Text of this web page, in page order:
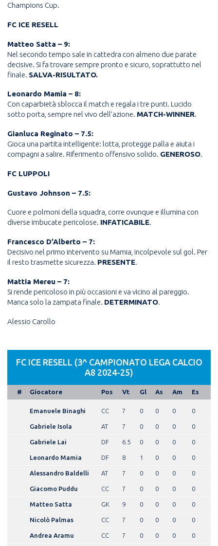
Champions Cup.
FC ICE RESELL
Matteo Satta – 9:
Nel secondo tempo sale in cattedra con almeno due parate
decisive. Si fa trovare sempre pronto e sicuro, soprattutto nel
finale. SALVA-RISULTATO.
Leonardo Mamia – 8:
Con caparbietà sblocca il match e regala i tre punti. Lucido
sotto porta, sempre nel vivo dell’azione. MATCH-WINNER.
Gianluca Reginato – 7.5:
Gioca una partita intelligente: lotta, protegge palla e aiuta i
compagni a salire. Riferimento offensivo solido. GENEROSO.
FC LUPPOLI
Gustavo Johnson – 7.5:
Cuore e polmoni della squadra, corre ovunque e illumina con
diverse imbucate pericolose. INFATICABILE.
Francesco D’Alberto – 7:
Decisivo nel primo intervento su Mamia, incolpevole sul gol. Per
il resto trasmette sicurezza. PRESENTE.
Mattia Mereu – 7:
Si rende pericoloso in più occasioni e va vicino al pareggio.
Manca solo la zampata finale. DETERMINATO.
Alessio Carollo
FC ICE RESELL (3^ CAMPIONATO LEGA CALCIO
A8 2024-25)
# Giocatore Pos Vt Gl As Am Es
Emanuele Binaghi CC 7 0 0 0 0
Gabriele Isola AT 7 0 0 0 0
Gabriele Lai DF 6.5 0 0 0 0
Leonardo Mamia DF 8 1 0 0 0
Alessandro Baldelli AT 7 0 0 0 0
Giacomo Puddu CC 7 0 0 0 0
Matteo Satta GK 9 0 0 0 0
Nicolò Palmas CC 7 0 0 0 0
Andrea Aramu CC 7 0 0 0 0